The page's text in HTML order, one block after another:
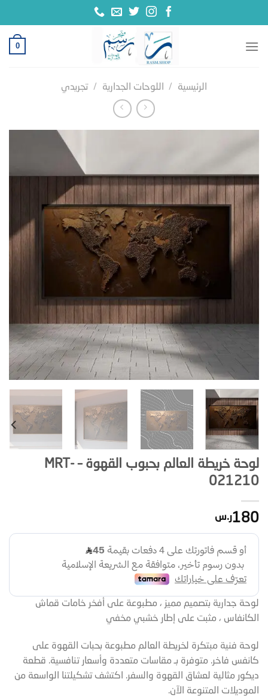
0
الرئيسية / اللوحات الجدارية / تجريدي
لوحة خريطة العالم بحبوب القهوة – MRT-
021210
180ر.س
لوحة جدارية بتصميم مميز ، مطبوعة على أفخر خامات قماش
الكانفاس ، مثبت على إطار خشبي مخفي
لوحة فنية مبتكرة لخريطة العالم مطبوعة بحبات القهوة على
كانفس فاخر. متوفرة بـ مقاسات متعددة وأسعار تنافسية. قطعة
ديكور مثالية لعشاق القهوة والسفر. اكتشف تشكيلتنا الواسعة من
الموديلات المتنوعة الآن.